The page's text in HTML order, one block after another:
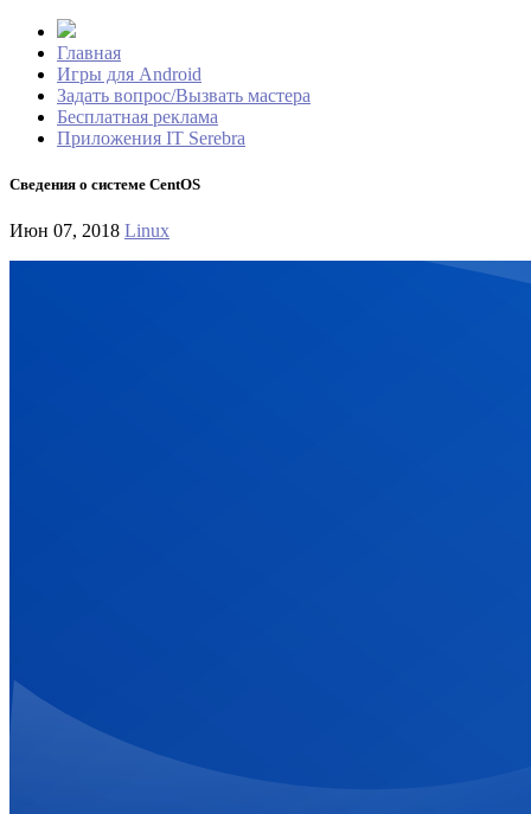
Главная
Игры для Android
Задать вопрос/Вызвать мастера
Бесплатная реклама
Приложения IT Serebra
Сведения о системе CentOS
Июн 07, 2018 Linux